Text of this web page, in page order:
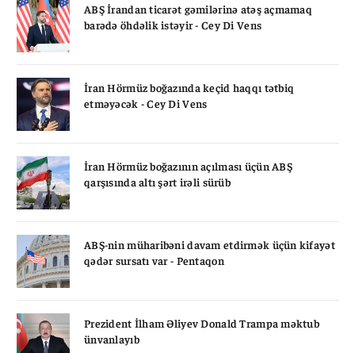
ABŞ İrandan ticarət gəmilərinə atəş açmamaq
barədə öhdəlik istəyir - Cey Di Vens
İran Hörmüz boğazında keçid haqqı tətbiq
etməyəcək - Cey Di Vens
İran Hörmüz boğazının açılması üçün ABŞ
qarşısında altı şərt irəli sürüb
ABŞ-nin müharibəni davam etdirmək üçün kifayət
qədər sursatı var - Pentaqon
Prezident İlham Əliyev Donald Trampa məktub
ünvanlayıb